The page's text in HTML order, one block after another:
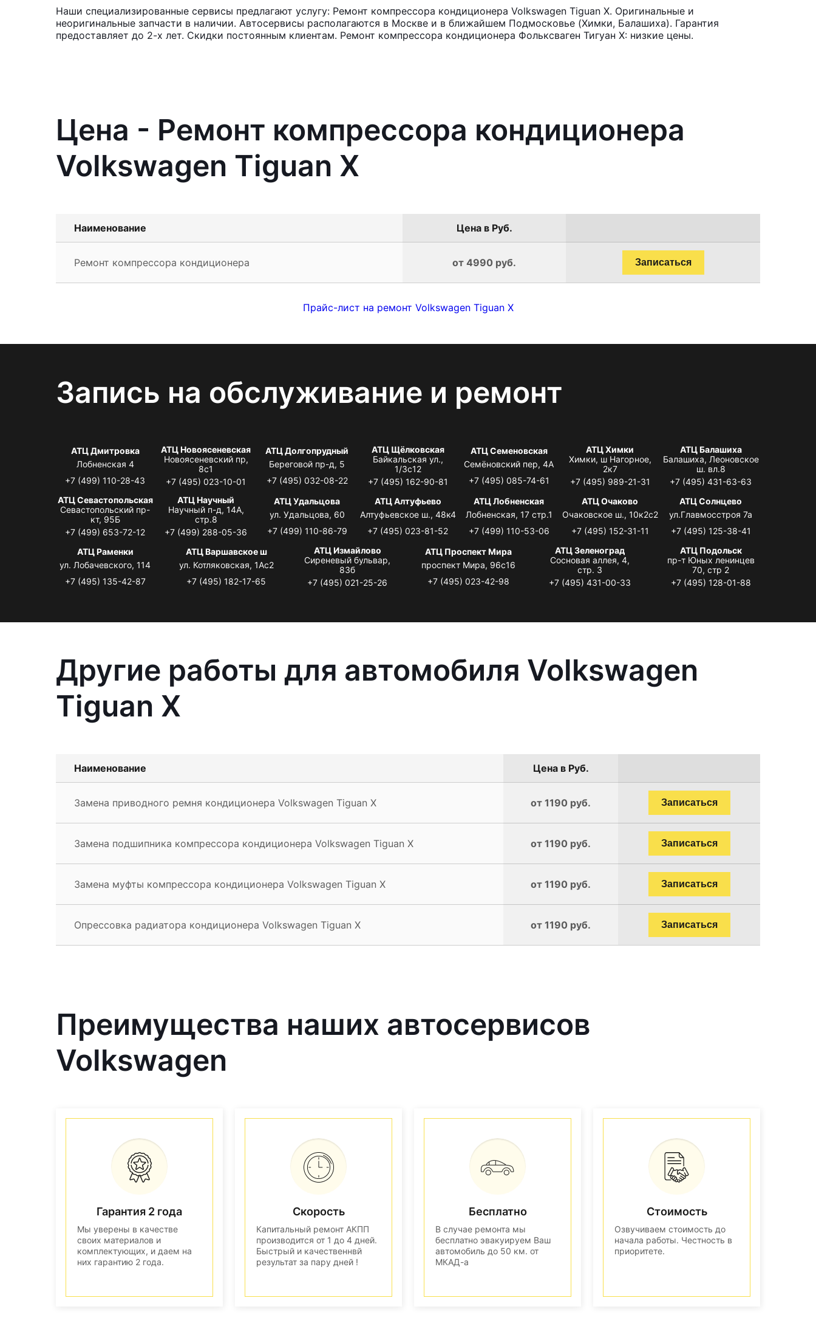
Наши специализированные сервисы предлагают услугу: Ремонт компрессора кондиционера Volkswagen Tiguan X. Оригинальные и
неоригинальные запчасти в наличии. Автосервисы располагаются в Москве и в ближайшем Подмосковье (Химки, Балашиха). Гарантия
предоставляет до 2-х лет. Скидки постоянным клиентам. Ремонт компрессора кондиционера Фольксваген Тигуан X: низкие цены.
Цена - Ремонт компрессора кондиционера
Volkswagen Tiguan X
Наименование Цена в Руб.
Ремонт компрессора кондиционера от 4990 руб. Записаться
Прайс-лист на ремонт Volkswagen Tiguan X
Запись на обслуживание и ремонт
АТЦ Дмитровка
Лобненская 4
+7 (499) 110-28-43
АТЦ Новоясеневская
Новоясеневский пр,
8с1
+7 (495) 023-10-01
АТЦ Долгопрудный
Береговой пр-д, 5
+7 (495) 032-08-22
АТЦ Щёлковская
Байкальская ул.,
1/3с12
+7 (495) 162-90-81
АТЦ Семеновская
Семёновский пер, 4А
+7 (495) 085-74-61
АТЦ Химки
Химки, ш Нагорное,
2к7
+7 (495) 989-21-31
АТЦ Балашиха
Балашиха, Леоновское
ш. вл.8
+7 (495) 431-63-63
АТЦ Севастопольская
Севастопольский пр-
кт, 95Б
+7 (499) 653-72-12
АТЦ Научный
Научный п-д, 14А,
стр.8
+7 (499) 288-05-36
АТЦ Удальцова
ул. Удальцова, 60
+7 (499) 110-86-79
АТЦ Алтуфьево
Алтуфьевское ш., 48к4
+7 (495) 023-81-52
АТЦ Лобненская
Лобненская, 17 стр.1
+7 (499) 110-53-06
АТЦ Очаково
Очаковское ш., 10к2с2
+7 (495) 152-31-11
АТЦ Солнцево
ул.Главмосстроя 7а
+7 (495) 125-38-41
АТЦ Раменки
ул. Лобачевского, 114
+7 (495) 135-42-87
АТЦ Варшавское ш
ул. Котляковская, 1Ас2
+7 (495) 182-17-65
АТЦ Измайлово
Сиреневый бульвар,
83б
+7 (495) 021-25-26
АТЦ Проспект Мира
проспект Мира, 96с16
+7 (495) 023-42-98
АТЦ Зеленоград
Сосновая аллея, 4,
стр. 3
+7 (495) 431-00-33
АТЦ Подольск
пр-т Юных ленинцев
70, стр 2
+7 (495) 128-01-88
Другие работы для автомобиля Volkswagen
Tiguan X
Наименование Цена в Руб.
Замена приводного ремня кондиционера Volkswagen Tiguan X от 1190 руб. Записаться
Замена подшипника компрессора кондиционера Volkswagen Tiguan X от 1190 руб. Записаться
Замена муфты компрессора кондиционера Volkswagen Tiguan X от 1190 руб. Записаться
Опрессовка радиатора кондиционера Volkswagen Tiguan X от 1190 руб. Записаться
Преимущества наших автосервисов
Volkswagen
Гарантия 2 года
Мы уверены в качестве
своих материалов и
комплектующих, и даем на
них гарантию 2 года.
Скорость
Капитальный ремонт АКПП
производится от 1 до 4 дней.
Быстрый и качественнвй
результат за пару дней !
Бесплатно
В случае ремонта мы
бесплатно эвакуируем Ваш
автомобиль до 50 км. от
МКАД-а
Стоимость
Озвучиваем стоимость до
начала работы. Честность в
приоритете.